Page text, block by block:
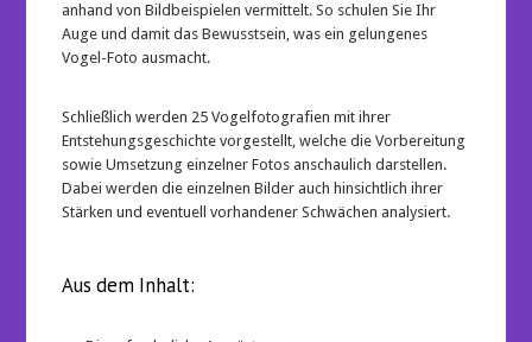
anhand von Bildbeispielen vermittelt. So schulen Sie Ihr
Auge und damit das Bewusstsein, was ein gelungenes
Vogel-Foto ausmacht.
Schließlich werden 25 Vogelfotografien mit ihrer
Entstehungsgeschichte vorgestellt, welche die Vorbereitung
sowie Umsetzung einzelner Fotos anschaulich darstellen.
Dabei werden die einzelnen Bilder auch hinsichtlich ihrer
Stärken und eventuell vorhandener Schwächen analysiert.
Aus dem Inhalt: